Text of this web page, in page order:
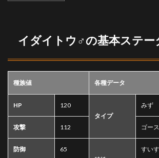
の基
本ス
タス
2
3
技
4
物
イダイトウ♂の基本ステー
種族値 各種データ
HP
120
タイプ
みず
攻撃 112 ゴー
防御
65
すい